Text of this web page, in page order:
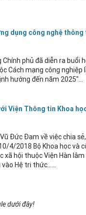
dụng công nghệ
phủ đã diễn ra buổi
Cách mạng công nghiệp
hướng đến năm 2025"...
Viện Thông tin Khoa
Đức Đam về việc chia
4/2018 Bộ Khoa học và
hội thuộc Viện Hàn lâm
Hệ tri thức......
dưới đây!